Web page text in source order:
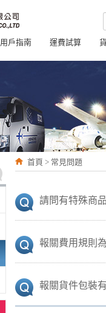
用戶指南 運費試算
首頁 > 常見問題
請問有特殊商
報關費用規則
報關貨件包裝